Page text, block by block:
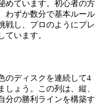
めています。初心者の方
わずか数分で基本ルール
戦し、プロのようにプレ
ています。
のディスクを連続して4
ょう。この列は、縦、
分の勝利ラインを構築す